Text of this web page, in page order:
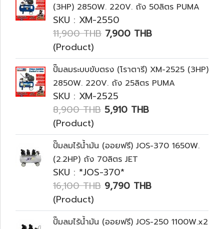
(3HP) 2850W. 220V. ถัง 50ลิตร PUMA
SKU : XM-2550
11,900 THB 7,900 THB
(Product)
ปั๊มลมระบบขับตรง (โราตารี) XM-2525 (3HP)
2850W. 220V. ถัง 25ลิตร PUMA
SKU : XM-2525
8,900 THB 5,910 THB
(Product)
ปั๊มลมไร้น้ำมัน (ออยฟรี) JOS-370 ‭1650‬W.
(2.2HP) ถัง 70ลิตร JET
SKU : *JOS-370*
16,100 THB 9,790 THB
(Product)
ปั๊มลมไร้น้ำมัน (ออยฟรี) JOS-250 1100W.x2